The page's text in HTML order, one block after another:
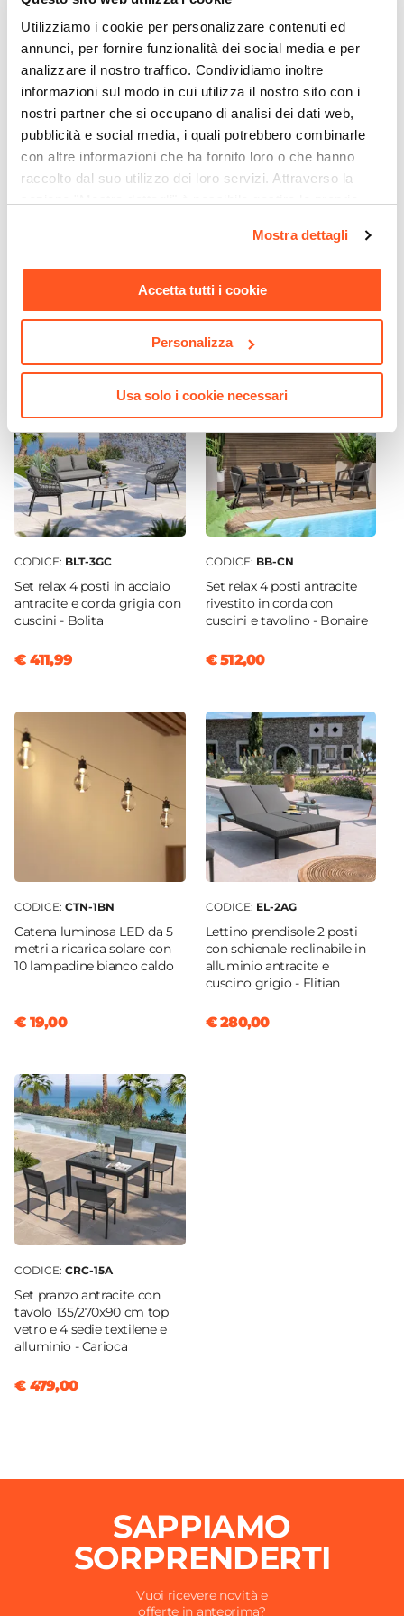
Utilizziamo i cookie per personalizzare contenuti ed
annunci, per fornire funzionalità dei social media e per
analizzare il nostro traffico. Condividiamo inoltre
informazioni sul modo in cui utilizza il nostro sito con i
nostri partner che si occupano di analisi dei dati web,
pubblicità e social media, i quali potrebbero combinarle
con altre informazioni che ha fornito loro o che hanno
raccolto dal suo utilizzo dei loro servizi. Attraverso la
momento. Per maggiori informazioni si invita a leggere la
Mostra dettagli
Accetta tutti i cookie
Personalizza
Usa solo i cookie necessari
gazebo o pergola - Enea
€ 166,99
verticali in alluminio
pergola - Enea
€ 210,00
CODICE: BLT-3GC
Set relax 4 posti in acciaio
antracite e corda grigia con
cuscini - Bolita
€ 411,99
CODICE: BB-CN
Set relax 4 posti antracite
rivestito in corda con
cuscini e tavolino - Bonaire
€ 512,00
CODICE: CTN-1BN
Catena luminosa LED da 5
metri a ricarica solare con
10 lampadine bianco caldo
€ 19,00
CODICE: EL-2AG
Lettino prendisole 2 posti
con schienale reclinabile in
alluminio antracite e
cuscino grigio - Elitian
€ 280,00
CODICE: CRC-15A
Set pranzo antracite con
tavolo 135/270x90 cm top
vetro e 4 sedie textilene e
alluminio - Carioca
€ 479,00
SAPPIAMO
SORPRENDERTI
Vuoi ricevere novità e
offerte in anteprima?